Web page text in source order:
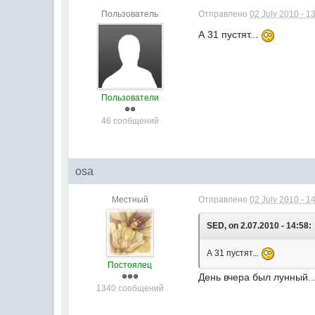
Пользователь
Пользователи
46 сообщений
Отправлено02 July 2010 -
А 31 пустят...
osa
Местный
Постоялец
1340 сообщений
Отправлено02 July 2010 -
SED, on 2.07.2010 - 14:58:
А 31 пустят...
День вчера был лунный...